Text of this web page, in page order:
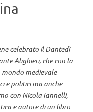
celebrato il Dantedì
Alighieri, che con la
mondo medievale
e politici ma anche
con Nicola Iannelli,
e autore di un libro